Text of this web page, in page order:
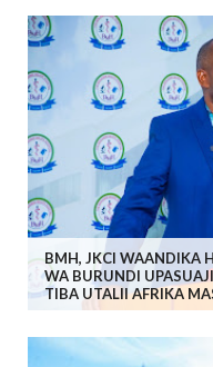
BMH, JKCI WAANDIKA
WA BURUNDI
TIBA UTALII AFRIKA